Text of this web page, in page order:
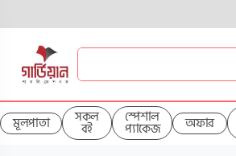
মূলপাতা সকল
বই
স্পেশাল
প্যাকেজ অফার